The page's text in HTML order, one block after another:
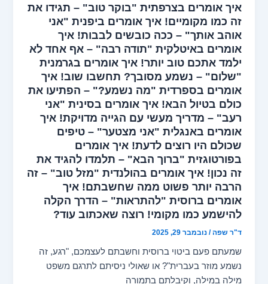
איך אומרים בצרפתית "בוקר טוב" – תגידו את
זה כמו מקומיים! איך אומרים ביפנית "אני
אוהב אותך" – ככה כובשים לבבות! איך
אומרים באיטלקית "תודה רבה" – אף אחד לא
ילמד אתכם טוב יותר! איך אומרים בגרמנית
"שלום" – נשמע מסובך? תחשבו שוב! איך
אומרים בספרדית "מה נשמע?" – הפתיעו את
כולם בטיול הבא! איך אומרים בסינית "אני
רעב" – מדריך מעשי עם הגייה מדויקת! איך
אומרים באנגלית "אני מצטער" – טיפים
שכולם היו רוצים לדעת! איך אומרים
בפורטוגזית "ברוך הבא" – תלמדו להגיד את
זה נכון! איך אומרים בהולנדית "מזל טוב" – זה
הרבה יותר פשוט ממה שחשבתם! איך
אומרים ברוסית "להתראות" – הדרך הקלה
להישמע כמו מקומי! רוצה שאכתוב עוד?
ד"ר שפה/נובמבר 29, 2025
שמעתם פעם ביטוי ברוסית וחשבתם לעצמכם, "רגע, זה
נשמע מוזר בעברית"? או שאולי ניסיתם לתרגם משפט
מילה במילה, וקיבלתם בתמורה